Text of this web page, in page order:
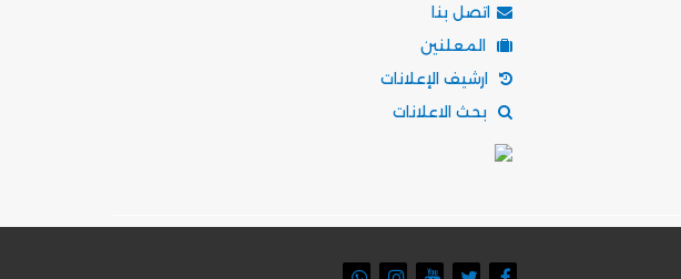
اتصل بنا
المعلنين
ارشيف الإعلانات
بحث الاعلانات